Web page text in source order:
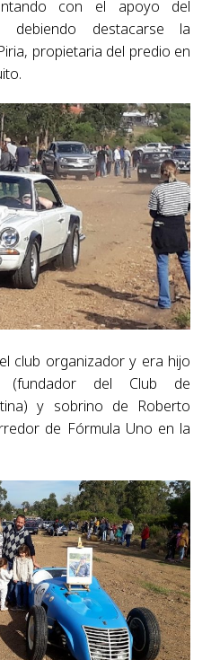
con el apoyo del
debiendo destacarse la
propietaria del predio en
club organizador y era hijo
(fundador del Club de
y sobrino de Roberto
de Fórmula Uno en la